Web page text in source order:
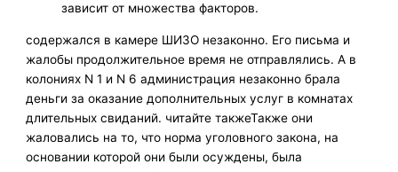
зависит от множества факторов.
содержался в камере ШИЗО незаконно. Его письма и
жалобы продолжительное время не отправлялись. А в
колониях N 1 и N 6 администрация незаконно брала
деньги за оказание дополнительных услуг в комнатах
длительных свиданий. читайте такжеТакже они
жаловались на то, что норма уголовного закона, на
основании которой они были осуждены, была